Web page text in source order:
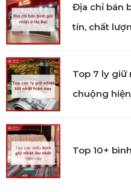
Địa chỉ bán
tín, chất
Top 7 ly giữ
chuộng
Top 10+